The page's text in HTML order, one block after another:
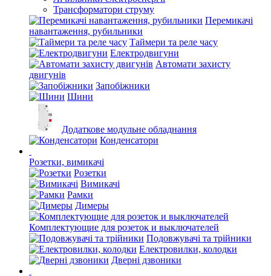
Трансформатори струму
Перемикачі
навантаження, рубильники
Таймери та реле часу
Електродвигуни
Автомати захисту
двигунів
Запобіжники
Шини
Додаткове модульне обладнання
Конденсатори
Розетки, вимикачі
Розетки
Вимикачі
Рамки
Димеры
Комплектующие для розеток и выключателей
Подовжувачі та трійники
Електровилки, колодки
Дверні дзвоники